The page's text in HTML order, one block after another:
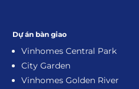
Dự án bàn giao
Vinhomes Central Park
City Garden
Vinhomes Golden River